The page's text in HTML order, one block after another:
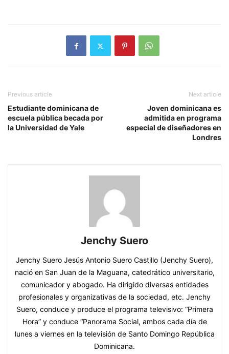
Previous article
Estudiante dominicana de
escuela pública becada por
la Universidad de Yale
Next article
Joven dominicana es
admitida en programa
especial de diseñadores en
Londres
Jenchy Suero
Jenchy Suero Jesús Antonio Suero Castillo (Jenchy Suero),
nació en San Juan de la Maguana, catedrático universitario,
comunicador y abogado. Ha dirigido diversas entidades
profesionales y organizativas de la sociedad, etc. Jenchy
Suero, conduce y produce el programa televisivo: “Primera
Hora” y conduce “Panorama Social, ambos cada día de
lunes a viernes en la televisión de Santo Domingo República
Dominicana.